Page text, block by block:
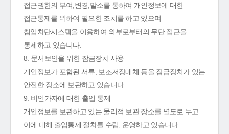
접근권한의 부여,변경,말소를 통하여 개인정보에 대한
접근통제를 위하여 필요한 조치를 하고 있으며
침입차단시스템을 이용하여 외부로부터의 무단 접근을
통제하고 있습니다.
8. 문서보안을 위한 잠금장치 사용
개인정보가 포함된 서류, 보조저장매체 등을 잠금장치가 있는
안전한 장소에 보관하고 있습니다.
9. 비인가자에 대한 출입 통제
개인정보를 보관하고 있는 물리적 보관 장소를 별도로 두고
이에 대해 출입통제 절차를 수립, 운영하고 있습니다.